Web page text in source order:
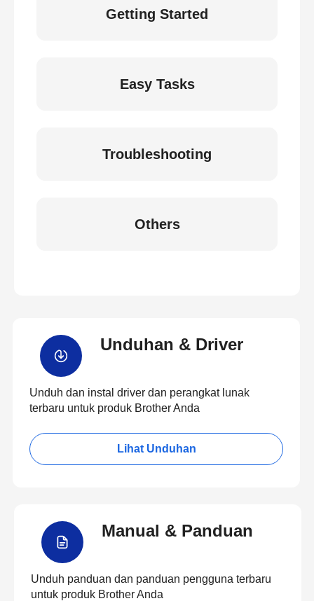
Getting Started
Easy Tasks
Troubleshooting
Others
Unduhan & Driver
Unduh dan instal driver dan perangkat lunak
terbaru untuk produk Brother Anda
Lihat Unduhan
Manual & Panduan
Unduh panduan dan panduan pengguna terbaru
untuk produk Brother Anda